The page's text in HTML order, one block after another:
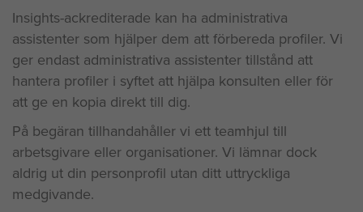
Insights-ackrediterade kan ha administrativa
assistenter som hjälper dem att förbereda profiler. Vi
ger endast administrativa assistenter tillstånd att
hantera profiler i syftet att hjälpa konsulten eller för
att ge en kopia direkt till dig.
På begäran tillhandahåller vi ett teamhjul till
arbetsgivare eller organisationer. Vi lämnar dock
aldrig ut din personprofil utan ditt uttryckliga
medgivande.